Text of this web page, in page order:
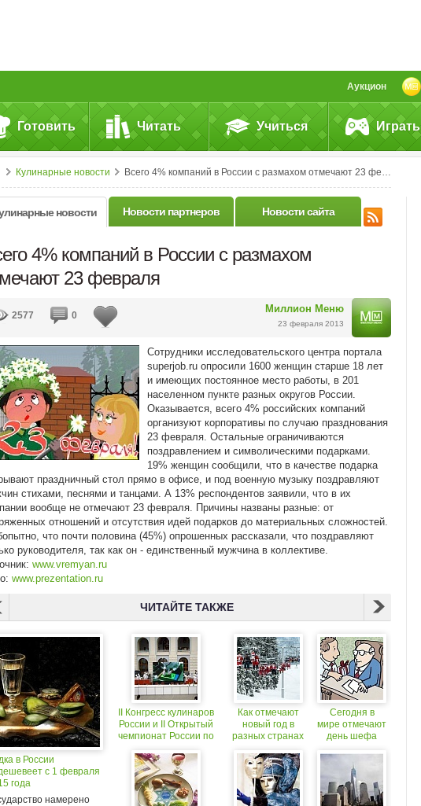
Аукцион
Готовить Читать Учиться Играть
Кулинарные новости Всего 4% компаний в России с размахом отмечают 23 февраля
новости Новости партнеров Новости сайта
4% компаний в России с размахом
23 февраля
Миллион Меню
23 февраля 2013
2577 0
Сотрудники исследовательского центра портала
superjob.ru опросили 1600 женщин старше 18 лет
и имеющих постоянное место работы, в 201
населенном пункте разных округов России.
Оказывается, всего 4% российских компаний
организуют корпоративы по случаю празднования
23 февраля. Остальные ограничиваются
поздравлением и символическими подарками.
19% женщин сообщили, что в качестве подарка
праздничный стол прямо в офисе, и под военную музыку поздравляют
стихами, песнями и танцами. А 13% респондентов заявили, что в их
вообще не отмечают 23 февраля. Причины названы разные: от
отношений и отсутствия идей подарков до материальных сложностей.
что почти половина (45%) опрошенных рассказали, что поздравляют
руководителя, так как он - единственный мужчина в коллективе.
www.vremyan.ru
www.prezentation.ru
ЧИТАЙТЕ ТАКЖЕ
в России
с 1 февраля
года
намерено
II Конгресс кулинаров
России и II Открытый
чемпионат России по
на Международном
Кулинарном Салоне
«МИР
РЕСТОРАНА&ОТЕЛЯ»
Как отмечают
новый год в
разных странах
Сегодня в
мире отмечают
день шефа